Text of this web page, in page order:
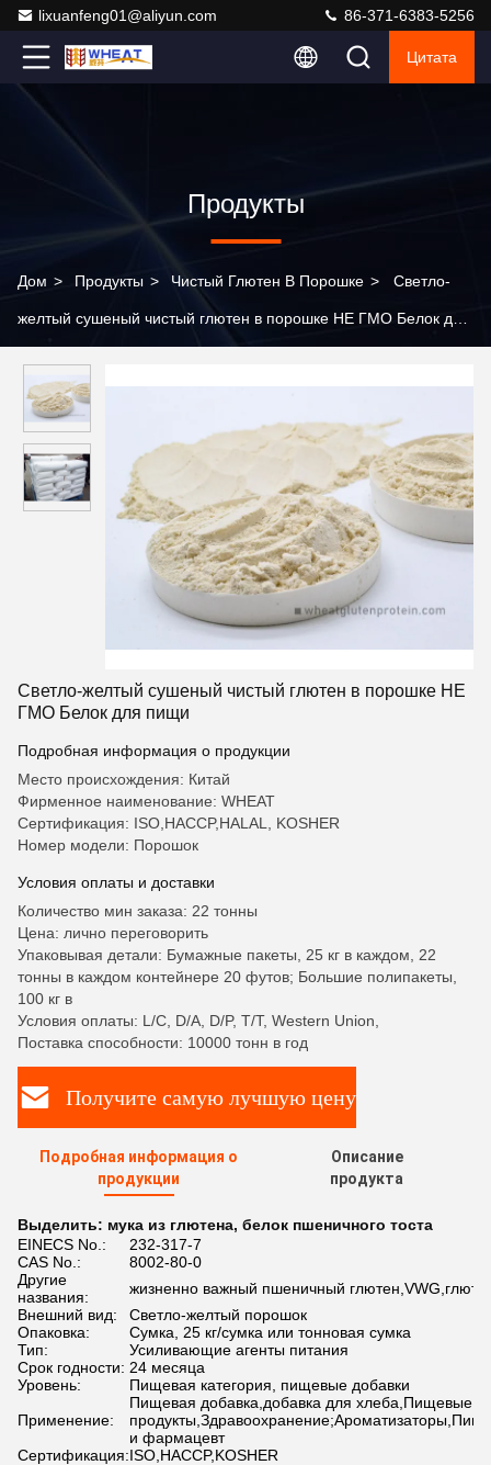
lixuanfeng01@aliyun.com 86-371-6383-5256
Цитата
Продукты
Дом > Продукты > Чистый Глютен В Порошке > Светло-
желтый сушеный чистый глютен в порошке НЕ ГМО Белок для
Светло-желтый сушеный чистый глютен в порошке НЕ
ГМО Белок для пищи
Подробная информация о продукции
Место происхождения: Китай
Фирменное наименование: WHEAT
Сертификация: ISO,HACCP,HALAL, KOSHER
Номер модели: Порошок
Условия оплаты и доставки
Количество мин заказа: 22 тонны
Цена: лично переговорить
Упаковывая детали: Бумажные пакеты, 25 кг в каждом, 22
тонны в каждом контейнере 20 футов; Большие полипакеты,
100 кг в
Условия оплаты: L/C, D/A, D/P, T/T, Western Union,
Поставка способности: 10000 тонн в год
Получите самую лучшую цену
Подробная информация о
продукции
Описание
продукта
Выделить: мука из глютена, белок пшеничного тоста
EINECS No.:
232-317-7
CAS No.:
8002-80-0
Другие
названия:
жизненно важный пшеничный
Внешний вид:
Светло-желтый порошок
Опаковка:
Сумка, 25 кг/сумка или тонновая сумка
Тип:
Усиливающие агенты питания
Срок годности: 24 месяца
Уровень:
Пищевая категория, пищевые добавки
Применение:
Пищевая добавка,добавка для хлеба,Пищевые
и фармацевт
Сертификация:ISO,HACCP,KOSHER